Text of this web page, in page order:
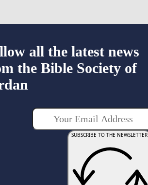
all the latest news
the Bible Society of
SUBSCRIBE TO THE NEWSLETTER